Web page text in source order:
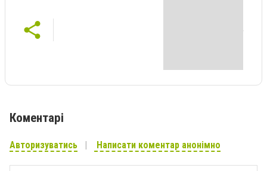
Коментарі
Авторизуватись Написати коментар анонімно